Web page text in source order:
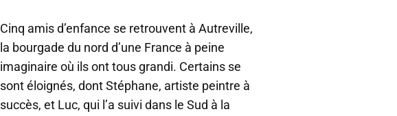
Cinq amis d’enfance se retrouvent à Autreville,
la bourgade du nord d’une France à peine
imaginaire où ils ont tous grandi. Certains se
sont éloignés, dont Stéphane, artiste peintre à
succès, et Luc, qui l’a suivi dans le Sud à la